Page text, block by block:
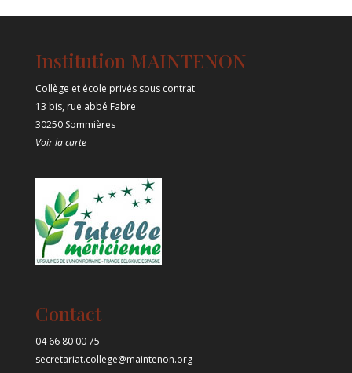
Institution MAINTENON
Collège et école privés sous contrat
13 bis, rue abbé Fabre
30250 Sommières
Voir la carte
Contact
04 66 80 00 75
secretariat.college@maintenon.org